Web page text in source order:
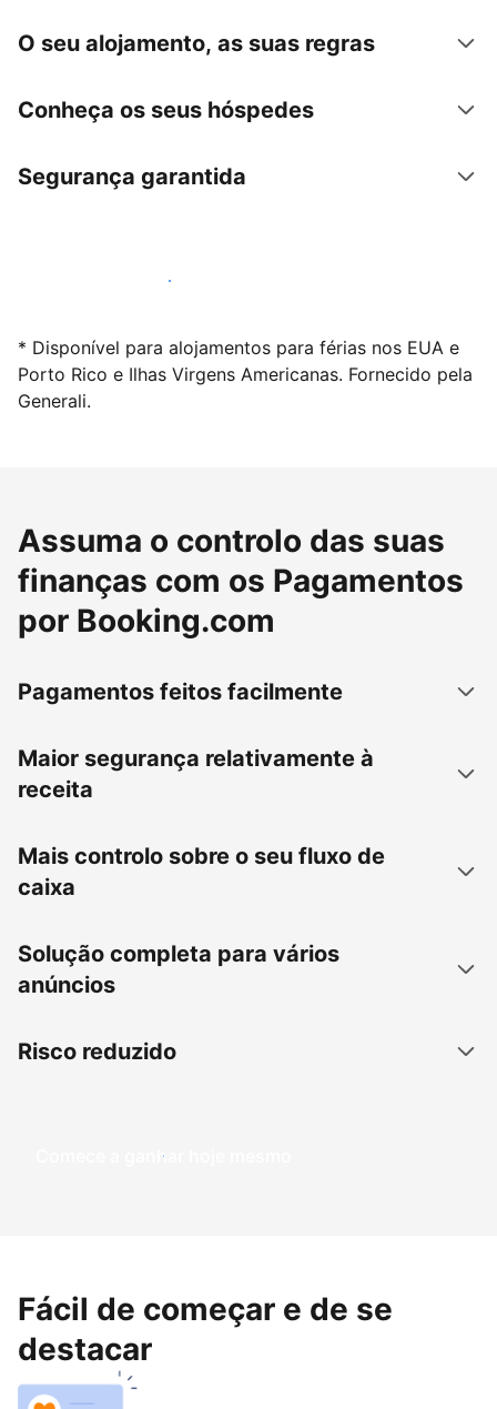
O seu alojamento, as suas regras
Conheça os seus hóspedes
Segurança garantida
Anuncie connosco hoje mesmo
* Disponível para alojamentos para férias nos EUA e
Porto Rico e Ilhas Virgens Americanas. Fornecido pela
Generali.
Assuma o controlo das suas
finanças com os Pagamentos
por Booking.com
Pagamentos feitos facilmente
Maior segurança relativamente à
receita
Mais controlo sobre o seu fluxo de
caixa
Solução completa para vários
anúncios
Risco reduzido
Comece a ganhar hoje mesmo
Fácil de começar e de se
destacar